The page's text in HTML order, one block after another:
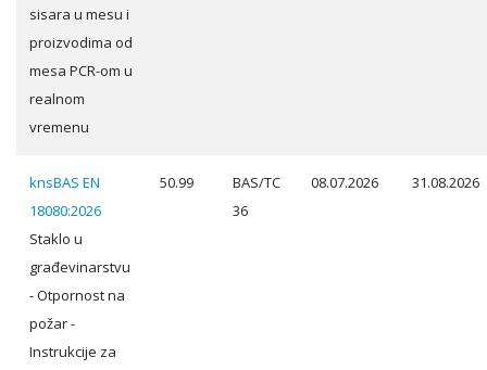
sisara u mesu i
proizvodima od
mesa PCR-om u
realnom
vremenu
knsBAS EN
18080:2026
Staklo u
građevinarstvu
- Otpornost na
požar -
Instrukcije za
50.99
BAS/TC
36
08.07.2026 31.08.2026